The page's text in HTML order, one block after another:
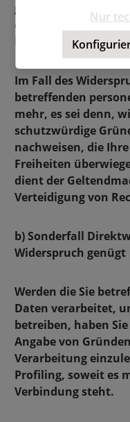
gegen die
dies gilt auch für ein
DSGVO gestütztes
Im Fall des
betreffenden
mehr, es sei denn,
schutzwürdige
nachweisen, die
Freiheiten
dient der
Verteidigung von
b) Sonderfall
Widerspruch genügt
Werden die Sie
Daten verarbeitet,
betreiben, haben
Angabe von
Verarbeitung
Profiling, soweit es
Verbindung steht.
Nur